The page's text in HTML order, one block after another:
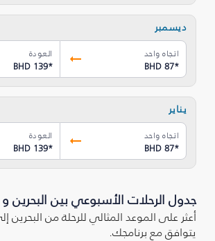
ديسمبر
اتجاه واحد
BHD 87*
العودة
BHD 139*
يناير
اتجاه واحد
BHD 87*
العودة
BHD 139*
جدول الرحلات الأسبوعي بين البحرين
أعثر على الموعد المثالي للرحلة من البحرين
يتوافق مع برنامجك.